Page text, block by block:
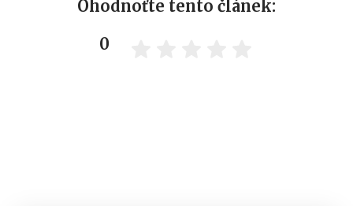
Ohodnoťte tento článek:
0